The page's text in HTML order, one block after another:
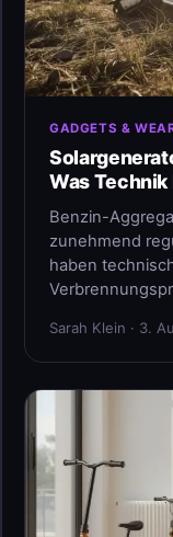
GADGETS &
Was
Benzin-
zunehmend
haben
Sarah Klein · 3.